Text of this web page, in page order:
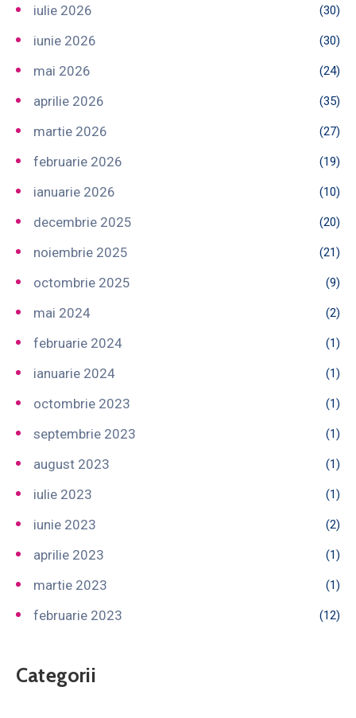
iulie 2026 (30)
iunie 2026 (30)
mai 2026 (24)
aprilie 2026 (35)
martie 2026 (27)
februarie 2026 (19)
ianuarie 2026 (10)
decembrie 2025 (20)
noiembrie 2025 (21)
octombrie 2025 (9)
mai 2024 (2)
februarie 2024 (1)
ianuarie 2024 (1)
octombrie 2023 (1)
septembrie 2023 (1)
august 2023 (1)
iulie 2023 (1)
iunie 2023 (2)
aprilie 2023 (1)
martie 2023 (1)
februarie 2023 (12)
Categorii